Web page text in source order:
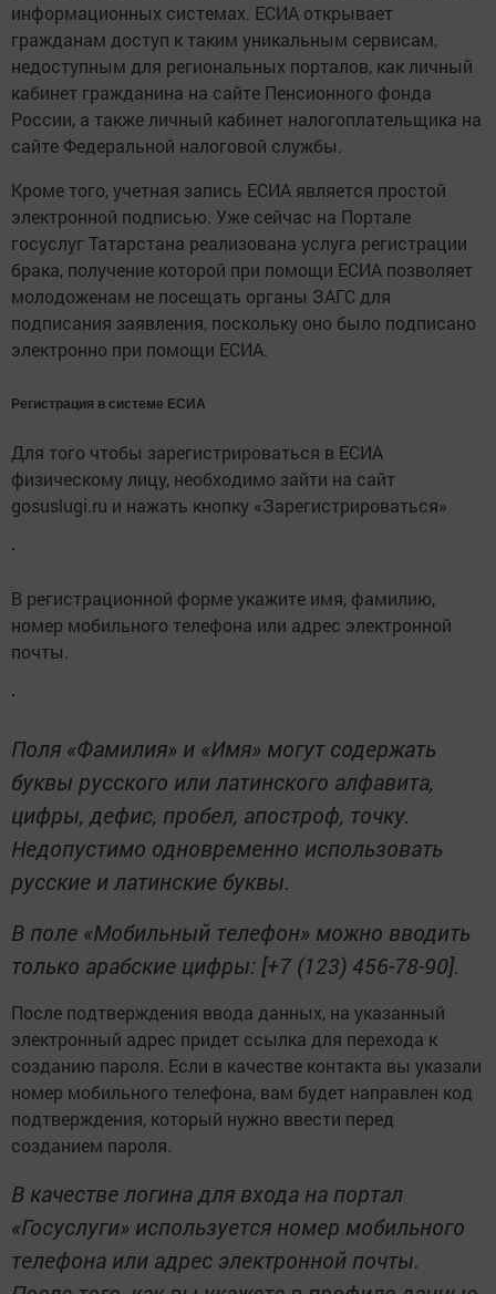
информационных системах. ЕСИА открывает
гражданам доступ к таким уникальным сервисам,
недоступным для региональных порталов, как личный
кабинет гражданина на сайте Пенсионного фонда
России, а также личный кабинет налогоплательщика на
сайте Федеральной налоговой службы.
Кроме того, учетная запись ЕСИА является простой
электронной подписью. Уже сейчас на Портале
госуслуг Татарстана реализована услуга регистрации
брака, получение которой при помощи ЕСИА позволяет
молодоженам не посещать органы ЗАГС для
подписания заявления, поскольку оно было подписано
электронно при помощи ЕСИА.
Регистрация в системе ЕСИА
Для того чтобы зарегистрироваться в ЕСИА
физическому лицу, необходимо зайти на сайт
gosuslugi.ru и нажать кнопку «Зарегистрироваться»
В регистрационной форме укажите имя, фамилию,
номер мобильного телефона или адрес электронной
почты.
Поля «Фамилия» и «Имя» могут содержать
буквы русского или латинского алфавита,
цифры, дефис, пробел, апостроф, точку.
Недопустимо одновременно использовать
русские и латинские буквы.
В поле «Мобильный телефон» можно вводить
только арабские цифры: [+7 (123) 456-78-90].
После подтверждения ввода данных, на указанный
электронный адрес придет ссылка для перехода к
созданию пароля. Если в качестве контакта вы указали
номер мобильного телефона, вам будет направлен код
подтверждения, который нужно ввести перед
созданием пароля.
В качестве логина для входа на портал
«Госуслуги» используется номер мобильного
телефона или адрес электронной почты.